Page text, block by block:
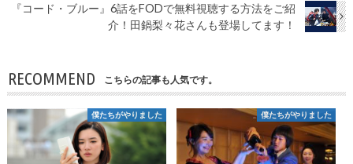
『コード・ブルー』6話をFODで無料視聴する方法をご紹
介！田鍋梨々花さんも登場してます！
RECOMMEND こちらの記事も人気です。
僕たちがやりました 僕たちがやりました